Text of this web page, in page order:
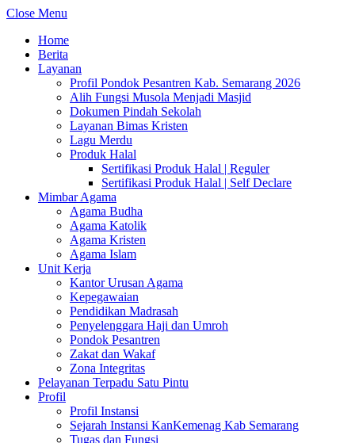
Close Menu
Home
Berita
Layanan
Profil Pondok Pesantren Kab. Semarang 2026
Alih Fungsi Musola Menjadi Masjid
Dokumen Pindah Sekolah
Layanan Bimas Kristen
Lagu Merdu
Produk Halal
Sertifikasi Produk Halal | Reguler
Sertifikasi Produk Halal | Self Declare
Mimbar Agama
Agama Budha
Agama Katolik
Agama Kristen
Agama Islam
Unit Kerja
Kantor Urusan Agama
Kepegawaian
Pendidikan Madrasah
Penyelenggara Haji dan Umroh
Pondok Pesantren
Zakat dan Wakaf
Zona Integritas
Pelayanan Terpadu Satu Pintu
Profil
Profil Instansi
Sejarah Instansi KanKemenag Kab Semarang
Tugas dan Fungsi